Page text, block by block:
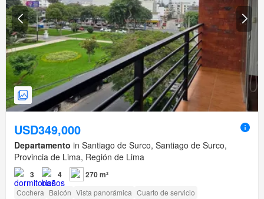
USD349,000
Departamento in Santiago de Surco, Santiago de Surco,
Provincia de Lima, Región de Lima
3 4 270 m²
Cochera Balcón Vista panorámica Cuarto de servicio